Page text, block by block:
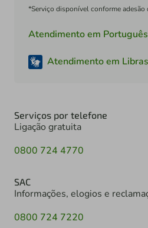
*Serviço disponível conforme adesão
Atendimento em Português
Atendimento em Libras
Serviços por telefone
Ligação gratuita
0800 724 4770
SAC
Informações, elogios e
0800 724 7220